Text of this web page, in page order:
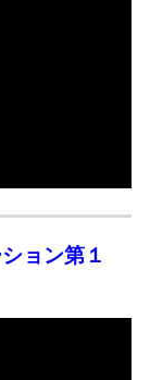
ョン第 １